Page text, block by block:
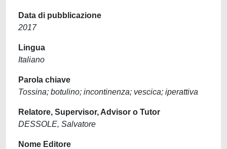
Data di pubblicazione
2017
Lingua
Italiano
Parola chiave
Tossina; botulino; incontinenza; vescica; iperattiva
Relatore, Supervisor, Advisor o Tutor
DESSOLE, Salvatore
Nome Editore